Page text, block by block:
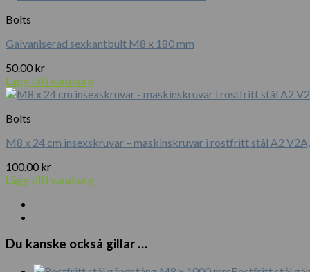
Bolts
Galvaniserad sexkantbult M8 x 180 mm
50.00 kr
Lägg till i varukorg
Bolts
M8 x 24 cm insexskruvar – maskinskruvar i rostfritt stål A2
100.00 kr
Lägg till i varukorg
Du kanske också gillar …